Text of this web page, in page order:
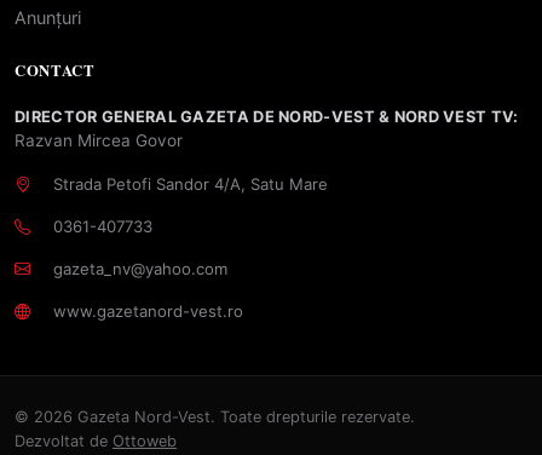
Anunțuri
CONTACT
DIRECTOR GENERAL GAZETA DE NORD-VEST & NORD VEST TV:
Razvan Mircea Govor
Strada Petofi Sandor 4/A, Satu Mare
0361-407733
gazeta_nv@yahoo.com
www.gazetanord-vest.ro
© 2026 Gazeta Nord-Vest. Toate drepturile rezervate.
Dezvoltat de Ottoweb